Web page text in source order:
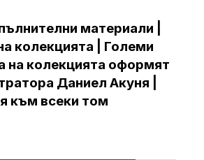
материали |
колекцията | Големи
на колекцията оформят
Даниел Акуня |
към всеки том